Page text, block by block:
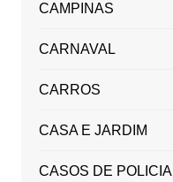
CAMPINAS
CARNAVAL
CARROS
CASA E JARDIM
CASOS DE POLICIA